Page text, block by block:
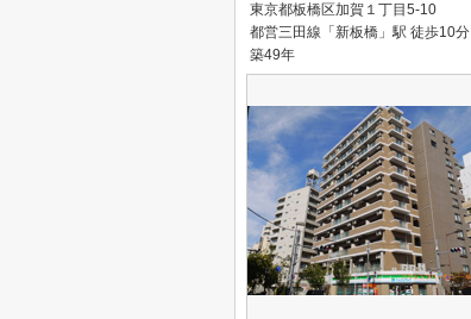
東京都板橋区加賀１丁目5-10
都営三田線「新板橋」駅 徒歩10分
築49年